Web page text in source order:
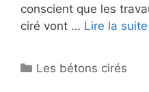
conscient que les
ciré vont … Lire la suite
Catégories
Les bétons cirés